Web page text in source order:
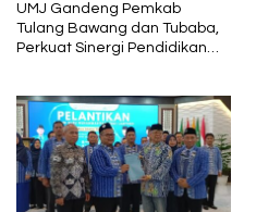
UMJ Gandeng Pemkab
Tulang Bawang dan Tubaba,
Perkuat Sinergi Pendidikan